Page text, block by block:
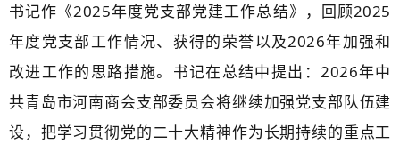
书记作《2025年度党支部党建工作总结》，回顾2025
年度党支部工作情况、获得的荣誉以及2026年加强和
改进工作的思路措施。书记在总结中提出： 2026年中
共青岛市河南商会支部委员会将继续加强党支部队伍建
设，把学习贯彻党的二十大精神作为长期持续的重点工